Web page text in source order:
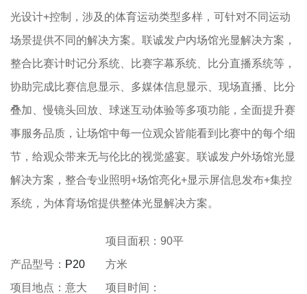
光设计+控制，涉及的体育运动类型多样，可针对不同运动
场景提供不同的解决方案。联诚发户内场馆光显解决方案，
整合比赛计时记分系统、比赛字幕系统、比分直播系统等，
协助完成比赛信息显示、多媒体信息显示、现场直播、比分
叠加、慢镜头回放、球迷互动体验等多项功能，全面提升赛
事服务品质，让场馆中每一位观众皆能看到比赛中的每个细
节，给观众带来无与伦比的视觉盛宴。联诚发户外场馆光显
解决方案，整合专业照明+场馆亮化+显示屏信息发布+集控
系统，为体育场馆提供整体光显解决方案。
产品型号： P20
项目面积：90平
方米
项目地点：意大
项目时间：